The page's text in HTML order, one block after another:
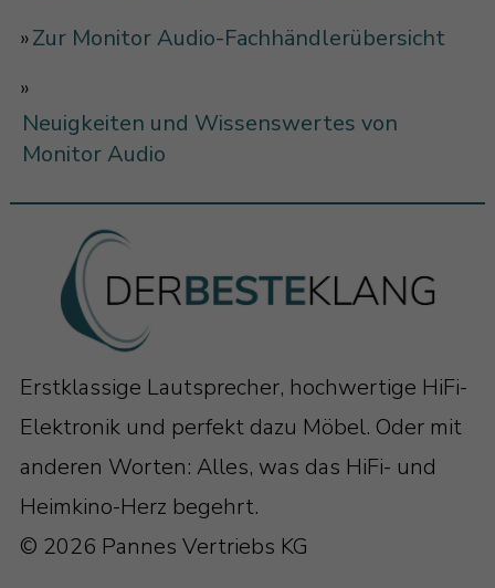
»Zur Monitor Audio-Fachhändlerübersicht
»
Neuigkeiten und Wissenswertes von
Monitor Audio
Erstklassige Lautsprecher, hochwertige HiFi-
Elektronik und perfekt dazu Möbel. Oder mit
anderen Worten: Alles, was das HiFi- und
Heimkino-Herz begehrt.
© 2026 Pannes Vertriebs KG